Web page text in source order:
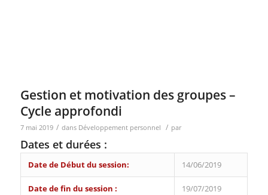
Gestion et motivation des groupes –
Cycle approfondi
7 mai 2019 / dans Développement personnel / par
Dates et durées :
Date de Début du session: 14/06/2019
Date de fin du session : 19/07/2019